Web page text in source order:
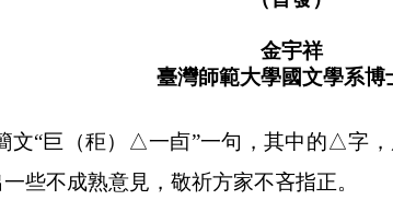
金宇祥
臺灣師範大學國文學系博
“巨（秬） △一卣”一句，其中的△字
些不成熟意見，敬祈方家不吝指正。